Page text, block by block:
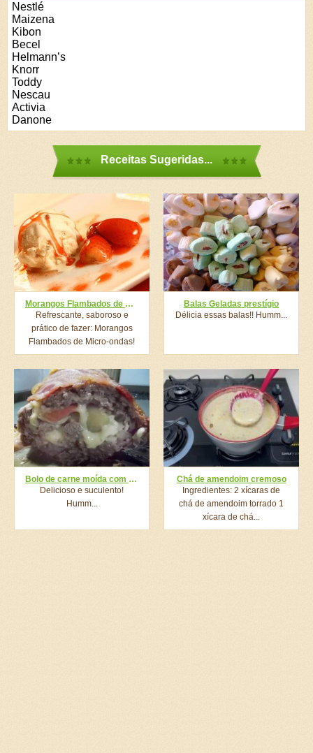
Nestlé
Maizena
Kibon
Becel
Helmann’s
Knorr
Toddy
Nescau
Activia
Danone
Receitas Sugeridas...
Morangos Flambados de Micro-ondas
Refrescante, saboroso e
prático de fazer: Morangos
Flambados de Micro-ondas!
Balas Geladas prestígio
Délicia essas balas!! Humm...
Bolo de carne moída com bacon
Delicioso e suculento!
Humm...
Chá de amendoim cremoso
Ingredientes: 2 xícaras de
chá de amendoim torrado 1
xícara de chá...